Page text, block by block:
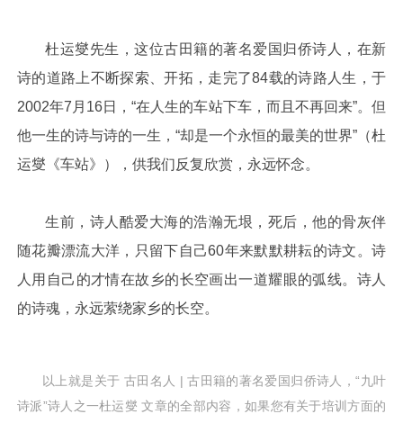
杜运燮先生，这位古田籍的著名爱国归侨诗人，在新
诗的道路上不断探索、开拓，走完了84载的诗路人生，于
2002年7月16日，“在人生的车站下车，而且不再回来”。但
他一生的诗与诗的一生，“却是一个永恒的最美的世界”（杜
运燮《车站》），供我们反复欣赏，永远怀念。
生前，诗人酷爱大海的浩瀚无垠，死后，他的骨灰伴
随花瓣漂流大洋，只留下自己60年来默默耕耘的诗文。诗
人用自己的才情在故乡的长空画出一道耀眼的弧线。诗人
的诗魂，永远萦绕家乡的长空。
以上就是关于 古田名人 | 古田籍的著名爱国归侨诗人，“九叶
诗派”诗人之一杜运燮 文章的全部内容，如果您有关于培训方面的